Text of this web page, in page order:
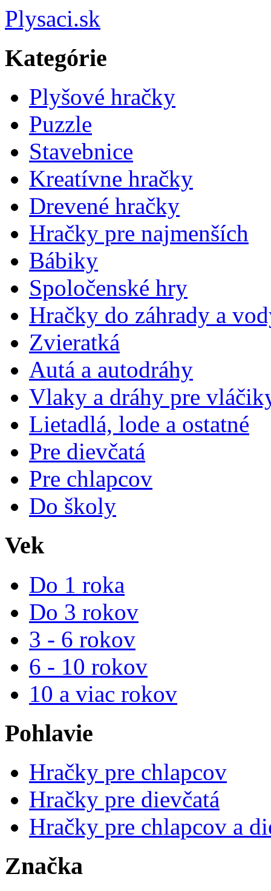
Plysaci.sk
Kategórie
Plyšové hračky
Puzzle
Stavebnice
Kreatívne hračky
Drevené hračky
Hračky pre najmenších
Bábiky
Spoločenské hry
Hračky do záhrady a
Zvieratká
Autá a autodráhy
Vlaky a dráhy pre
Lietadlá, lode a ostatné
Pre dievčatá
Pre chlapcov
Do školy
Vek
Do 1 roka
Do 3 rokov
3 - 6 rokov
6 - 10 rokov
10 a viac rokov
Pohlavie
Hračky pre chlapcov
Hračky pre dievčatá
Hračky pre chlapcov a
Značka